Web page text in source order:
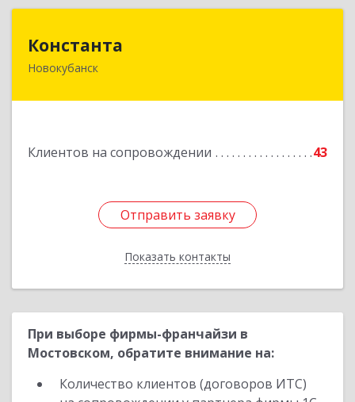
Константа
Новокубанск
Клиентов на сопровождении 43
Отправить заявку
Показать контакты
352240, Краснодарский край, Новокубанск г,
Отправить заявку
Назад
При выборе фирмы-франчайзи в
Мостовском, обратите внимание на:
Количество клиентов (договоров ИТС)